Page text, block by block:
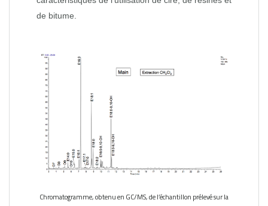
de bitume.
Chromatogramme, obtenu en GC/MS, de l’échantillon prélevé sur la